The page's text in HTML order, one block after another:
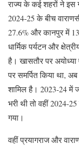
राज्य के कई शहरों ने इस
2024-25 के बीच
27.6% और कानपुर में
धार्मिक पर्यटन और
है। खासतौर पर अयोध्या
पर समर्पित किया था,
शामिल है। 2023-24 में
भरी थी तो वहीं
गया।
वहीं प्रयागराज और